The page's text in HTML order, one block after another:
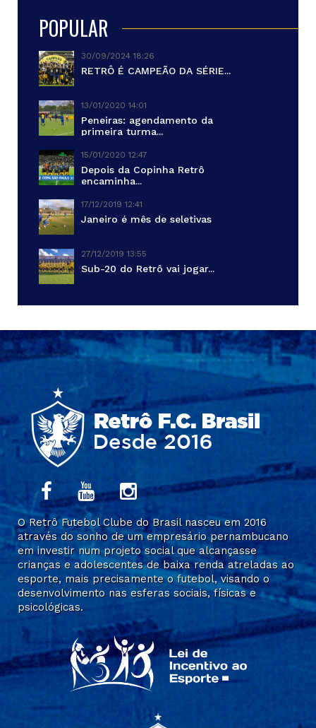
POPULAR
30/09/2024 18:26
RETRÔ É CAMPEÃO DA SÉRIE...
13/01/2020 14:01
Peneiras: agendamento da
primeira turma...
15/01/2020 12:47
Depois da Copinha Retrô
encaminha...
17/12/2019 12:41
Janeiro é mês de seletivas
27/12/2019 13:55
Sub-20 do Retrô vai jogar...
O Retrô Futebol Clube do Brasil nasceu em 2016
através do sonho de um empresário pernambucano
em investir num projeto social que alcançasse
crianças e adolescentes de baixa renda atreladas ao
esporte, mais precisamente o futebol, visando o
desenvolvimento nas esferas sociais, físicas e
psicológicas.